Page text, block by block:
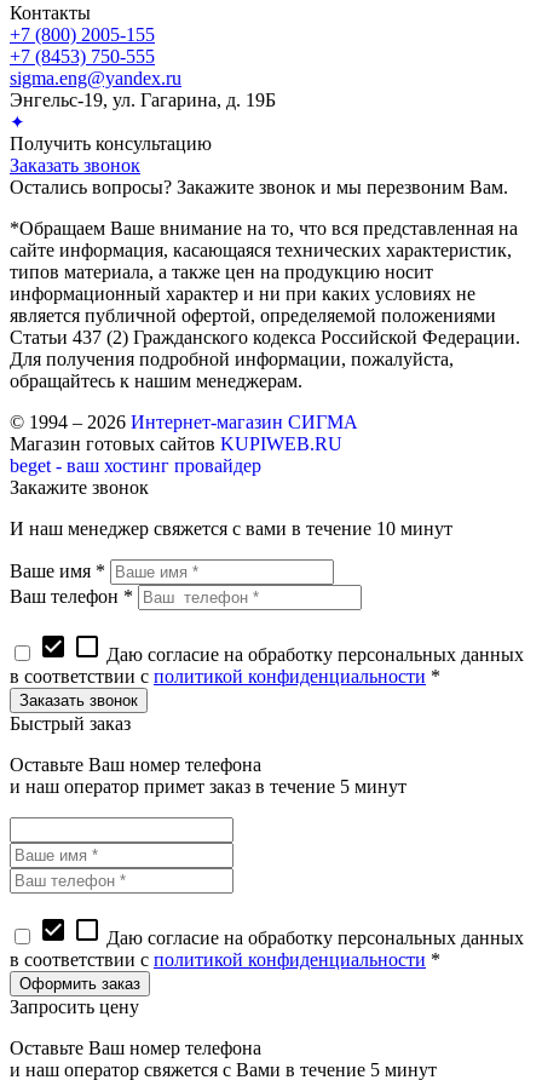
Контакты
+7 (800) 2005-155
+7 (8453) 750-555
sigma.eng@yandex.ru
Энгельс-19, ул. Гагарина, д. 19Б
✦
Получить консультацию
Заказать звонок
Остались вопросы? Закажите звонок и мы перезвоним Вам.
*Обращаем Ваше внимание на то, что вся представленная на
сайте информация, касающаяся технических характеристик,
типов материала, а также цен на продукцию носит
информационный характер и ни при каких условиях не
является публичной офертой, определяемой положениями
Статьи 437 (2) Гражданского кодекса Российской Федерации.
Для получения подробной информации, пожалуйста,
обращайтесь к нашим менеджерам.
© 1994 – 2026 Интернет-магазин СИГМА
Магазин готовых сайтов KUPIWEB.RU
beget - ваш хостинг провайдер
Закажите звонок
И наш менеджер свяжется с вами в течение 10 минут
Ваше имя *
Ваш телефон *
check_box check_box_outline_blank Даю согласие на обработку персональных данных
в соответствии с политикой конфиденциальности *
Быстрый заказ
Оставьте Ваш номер телефона
и наш оператор примет заказ в течение 5 минут
check_box check_box_outline_blank Даю согласие на обработку персональных данных
в соответствии с политикой конфиденциальности *
Запросить цену
Оставьте Ваш номер телефона
и наш оператор свяжется с Вами в течение 5 минут